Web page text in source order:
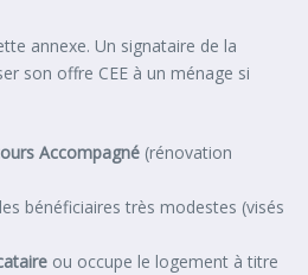
annexe. Un signataire de la
son offre CEE à un ménage si
Accompagné (rénovation
bénéficiaires très modestes (visés
ou occupe le logement à titre